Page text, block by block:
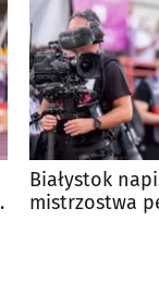
Białystok
mistrzostwa